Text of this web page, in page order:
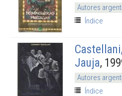
Autores
Índice
Jauja,
Autores
Índice